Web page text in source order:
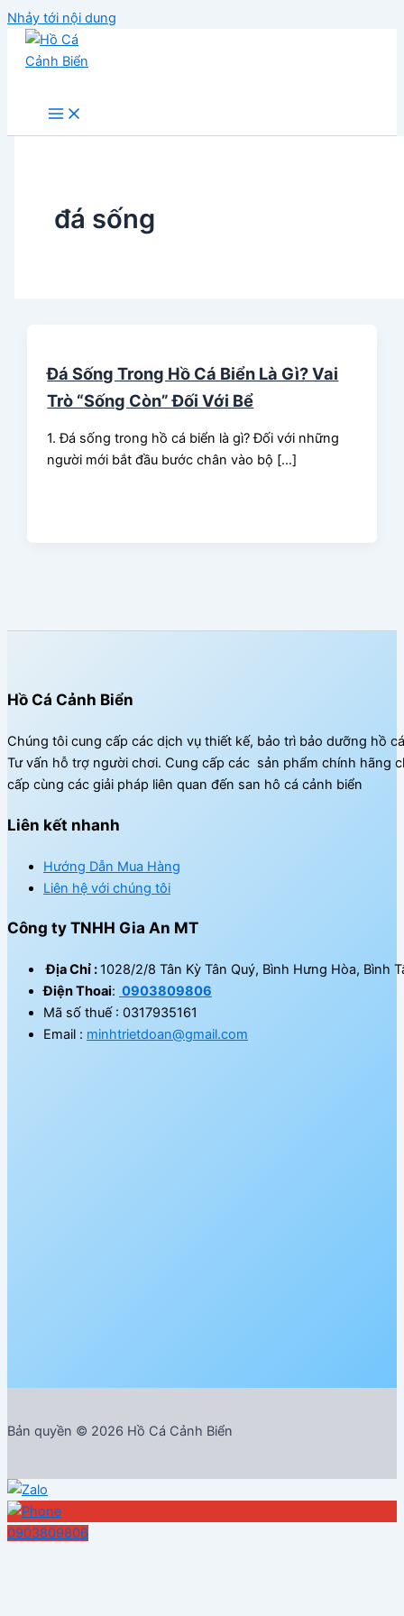
Nhảy tới nội dung
đá sống
Đá Sống Trong Hồ Cá Biển Là Gì? Vai
Trò “Sống Còn” Đối Với Bể
1. Đá sống trong hồ cá biển là gì? Đối với những
người mới bắt đầu bước chân vào bộ […]
Hồ Cá Cảnh Biển
Chúng tôi cung cấp các dịch vụ thiết kế, bảo trì bảo dưỡng hồ
Tư vấn hỗ trợ người chơi. Cung cấp các sản phẩm chính hãng
cấp cùng các giải pháp liên quan đến san hô cá cảnh biển
Liên kết nhanh
Hướng Dẫn Mua Hàng
Liên hệ với chúng tôi
Công ty TNHH Gia An MT
Địa Chỉ :1028/2/8 Tân Kỳ Tân Quý, Bình Hưng Hòa, Bình
Điện Thoai: 0903809806
Mã số thuế : 0317935161
Email : minhtrietdoan@gmail.com
Bản quyền © 2026 Hồ Cá Cảnh Biển
0903809806